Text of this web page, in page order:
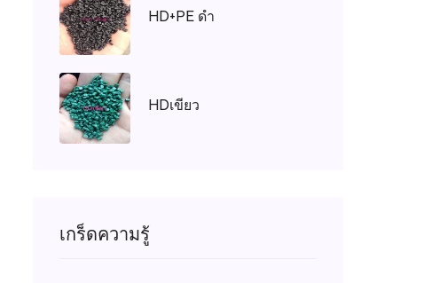
HD+PE ดำ
HDเขียว
เกร็ดความรู้